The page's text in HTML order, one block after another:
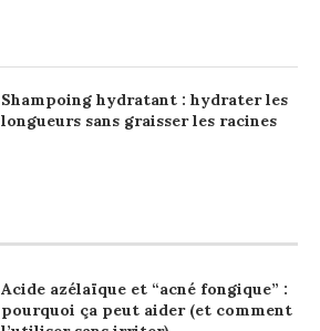
Shampoing hydratant : hydrater les
longueurs sans graisser les racines
Acide azélaïque et “acné fongique” :
pourquoi ça peut aider (et comment